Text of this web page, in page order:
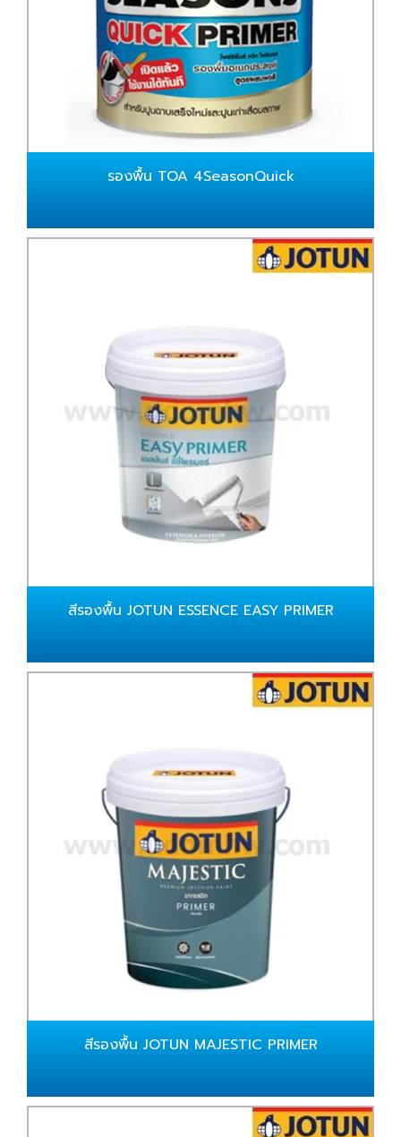
รองพื้น TOA 4SeasonQuick
สีรองพื้น JOTUN ESSENCE EASY PRIMER
สีรองพื้น JOTUN MAJESTIC PRIMER